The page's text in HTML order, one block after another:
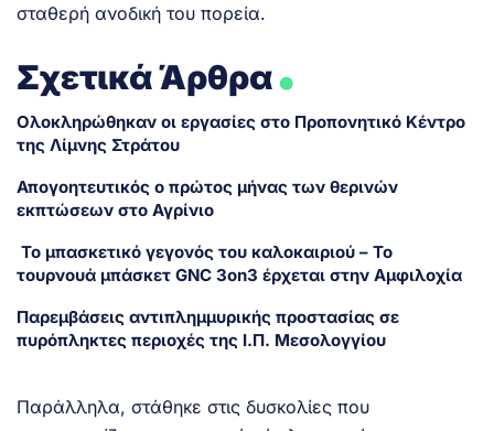
σταθερή ανοδική του πορεία.
Σχετικά Άρθρα.
Ολοκληρώθηκαν οι εργασίες στο Προπονητικό Κέντρο
της Λίμνης Στράτου
Απογοητευτικός ο πρώτος μήνας των θερινών
εκπτώσεων στο Αγρίνιο
Το μπασκετικό γεγονός του καλοκαιριού – Το
τουρνουά μπάσκετ GNC 3on3 έρχεται στην Αμφιλοχία
Παρεμβάσεις αντιπλημμυρικής προστασίας σε
πυρόπληκτες περιοχές της Ι.Π. Μεσολογγίου
Παράλληλα, στάθηκε στις δυσκολίες που